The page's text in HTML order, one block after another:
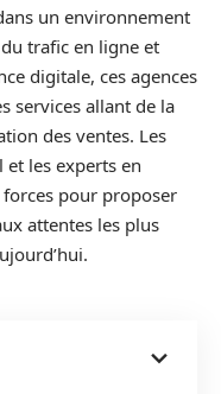
un environnement
trafic en ligne et
digitale, ces agences
services allant de la
des ventes. Les
les experts en
pour proposer
attentes les plus